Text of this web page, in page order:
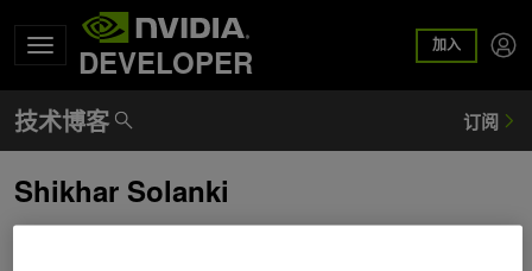
DEVELOPER 加入
Shikhar Solanki